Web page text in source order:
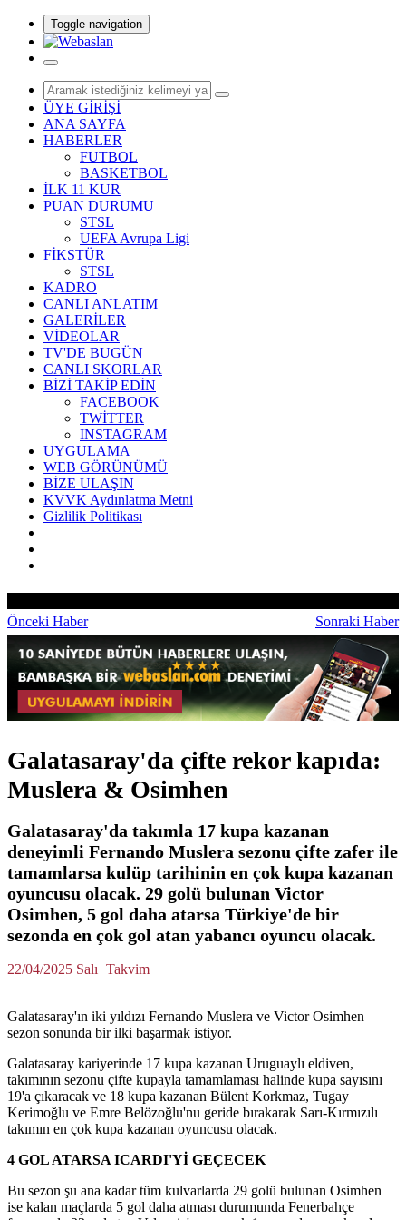
Toggle navigation
ÜYE GİRİŞİ
ANA SAYFA
HABERLER
FUTBOL
BASKETBOL
İLK 11 KUR
PUAN DURUMU
STSL
UEFA Avrupa Ligi
FİKSTÜR
STSL
KADRO
CANLI ANLATIM
GALERİLER
VİDEOLAR
TV'DE BUGÜN
CANLI SKORLAR
BİZİ TAKİP EDİN
FACEBOOK
TWİTTER
INSTAGRAM
UYGULAMA
WEB GÖRÜNÜMÜ
BİZE ULAŞIN
KVVK Aydınlatma Metni
Gizlilik Politikası
Önceki Haber Sonraki Haber
Galatasaray'da çifte rekor kapıda:
Muslera & Osimhen
Galatasaray'da takımla 17 kupa kazanan
deneyimli Fernando Muslera sezonu çifte zafer ile
tamamlarsa kulüp tarihinin en çok kupa kazanan
oyuncusu olacak. 29 golü bulunan Victor
Osimhen, 5 gol daha atarsa Türkiye'de bir
sezonda en çok gol atan yabancı oyuncu olacak.
22/04/2025 Salı Takvim
Galatasaray'ın iki yıldızı Fernando Muslera ve Victor Osimhen
sezon sonunda bir ilki başarmak istiyor.
Galatasaray kariyerinde 17 kupa kazanan Uruguaylı eldiven,
takımının sezonu çifte kupayla tamamlaması halinde kupa sayısını
19'a çıkaracak ve 18 kupa kazanan Bülent Korkmaz, Tugay
Kerimoğlu ve Emre Belözoğlu'nu geride bırakarak Sarı-Kırmızılı
takımın en çok kupa kazanan oyuncusu olacak.
4 GOL ATARSA ICARDI'Yİ GEÇECEK
Bu sezon şu ana kadar tüm kulvarlarda 29 golü bulunan Osimhen
ise kalan maçlarda 5 gol daha atması durumunda Fenerbahçe